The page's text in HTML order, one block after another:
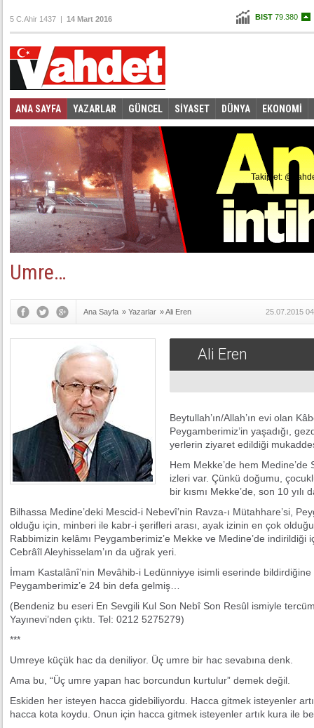
BIST 79.380
Altın115,357
5 C.Ahir 1437 | 14 Mart 2016
ANA SAYFA YAZARLAR GÜNCEL SİYASET DÜNYA EKONOMİ
Umre…
Ana Sayfa » Yazarlar »Ali Eren 25.07.2015
Ali Eren
Beytullah’ın/Allah’ın evi olan
Peygamberimiz’in yaşadığı,
yerlerin ziyaret edildiği
Hem Mekke’de hem Medine’de
izleri var. Çünkü doğumu,
bir kısmı Mekke’de, son 10 yılı
Bilhassa Medine’deki Mescid-i Nebevî’nin Ravza-ı Mütahhare’si,
olduğu için, minberi ile kabr-i şerifleri arası, ayak izinin en çok
Rabbimizin kelâmı Peygamberimiz’e Mekke ve Medine’de indirildiği
Cebrâîl Aleyhisselam’ın da uğrak yeri.
İmam Kastalânî’nin Mevâhib-i Ledünniyye isimli eserinde
Peygamberimiz’e 24 bin defa gelmiş…
(Bendeniz bu eseri En Sevgili Kul Son Nebî Son Resûl ismiyle
Yayınevi’nden çıktı. Tel: 0212 5275279)
***
Umreye küçük hac da deniliyor. Üç umre bir hac sevabına denk.
Ama bu, “Üç umre yapan hac borcundun kurtulur” demek değil.
Eskiden her isteyen hacca gidebiliyordu. Hacca gitmek isteyenler
hacca kota koydu. Onun için hacca gitmek isteyenler artık kura ile
Takip et: